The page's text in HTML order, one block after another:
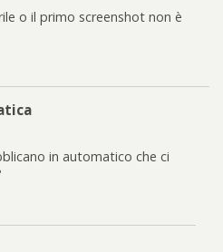
o il primo screenshot non è
in automatico che ci